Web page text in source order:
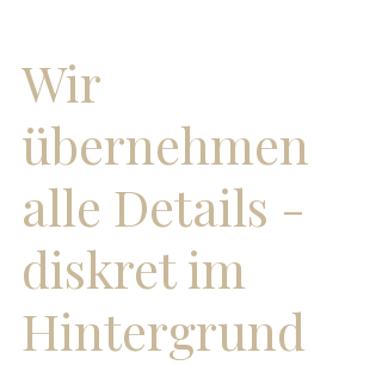
Wir
übernehmen
alle Details -
diskret im
Hintergrund